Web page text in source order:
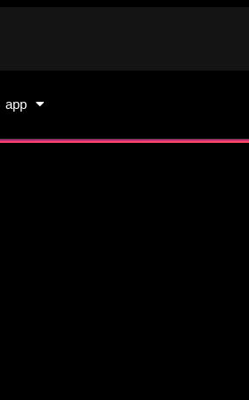
app